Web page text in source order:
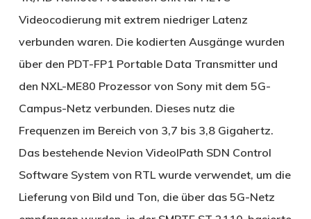
Videocodierung mit extrem niedriger Latenz
verbunden waren. Die kodierten Ausgänge wurden
über den PDT-FP1 Portable Data Transmitter und
den NXL-ME80 Prozessor von Sony mit dem 5G-
Campus-Netz verbunden. Dieses nutz die
Frequenzen im Bereich von 3,7 bis 3,8 Gigahertz.
Das bestehende Nevion VideoIPath SDN Control
Software System von RTL wurde verwendet, um die
Lieferung von Bild und Ton, die über das 5G-Netz